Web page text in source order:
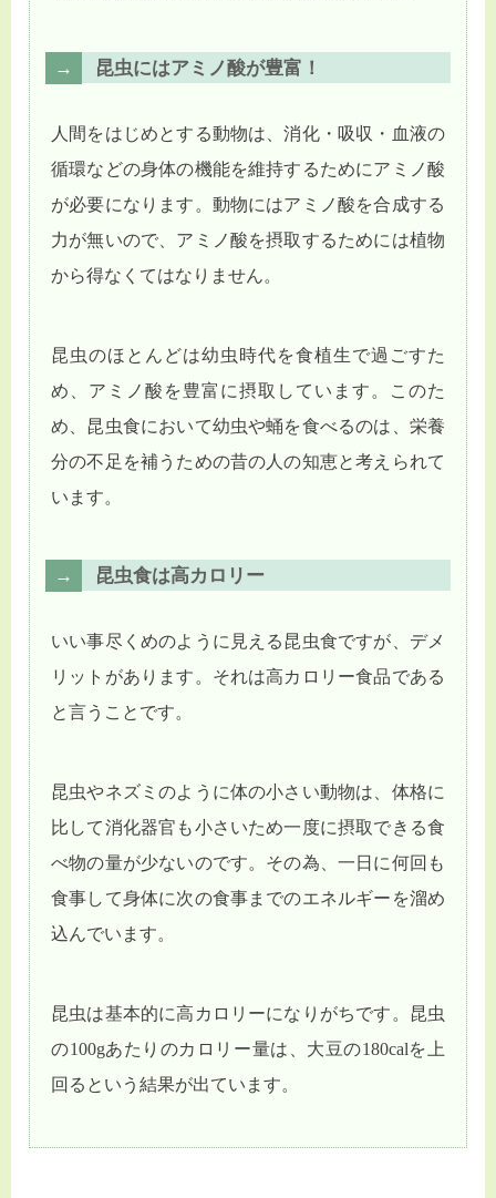
昆虫にはアミノ酸が豊富！
人間をはじめとする動物は、消化・吸収・血液の
循環などの身体の機能を維持するためにアミノ酸
が必要になります。動物にはアミノ酸を合成する
力が無いので、アミノ酸を摂取するためには植物
から得なくてはなりません。
昆虫のほとんどは幼虫時代を食植生で過ごすた
め、アミノ酸を豊富に摂取しています。このた
め、昆虫食において幼虫や蛹を食べるのは、栄養
分の不足を補うための昔の人の知恵と考えられて
います。
昆虫食は高カロリー
いい事尽くめのように見える昆虫食ですが、デメ
リットがあります。それは高カロリー食品である
と言うことです。
昆虫やネズミのように体の小さい動物は、体格に
比して消化器官も小さいため一度に摂取できる食
べ物の量が少ないのです。その為、一日に何回も
食事して身体に次の食事までのエネルギーを溜め
込んでいます。
昆虫は基本的に高カロリーになりがちです。昆虫
の100gあたりのカロリー量は、大豆の180calを上
回るという結果が出ています。